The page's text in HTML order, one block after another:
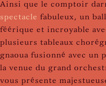
Ainsi que le comptoir
spectacle fabuleux, un
féérique et incroyable
plusieurs tableaux
gnaoua fusionné avec un
la venue du grand
vous présente